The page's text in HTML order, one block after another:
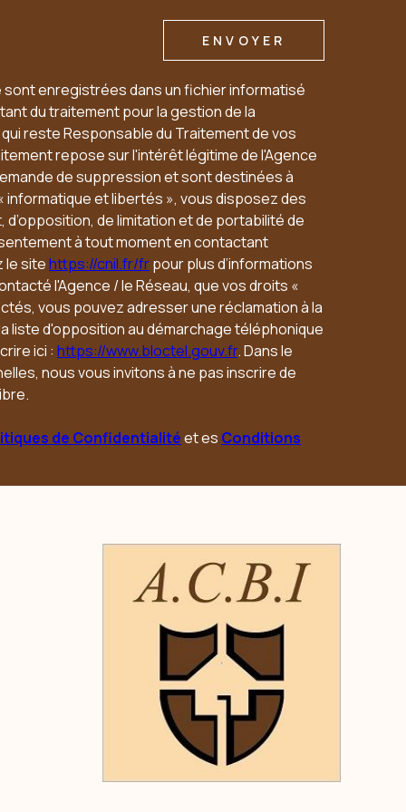
ENVOYER
enregistrées dans un fichier informatisé
du traitement pour la gestion de la
reste Responsable du Traitement de vos
repose sur l'intérêt légitime de l'Agence
de suppression et sont destinées à
informatique et libertés », vous disposez des
de limitation et de portabilité de
à tout moment en contactant
le sitehttps://cnil.fr/frpour plus d’informations
l'Agence / le Réseau, que vos droits «
vous pouvez adresser une réclamation à la
liste d'opposition au démarchage téléphonique
ici : https://www.bloctel.gouv.fr. Dans le
nous vous invitons à ne pas inscrire de
de Confidentialitéet es Conditions